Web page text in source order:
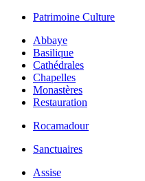
Patrimoine Culture
Abbaye
Basilique
Cathédrales
Chapelles
Monastères
Restauration
Rocamadour
Sanctuaires
Assise